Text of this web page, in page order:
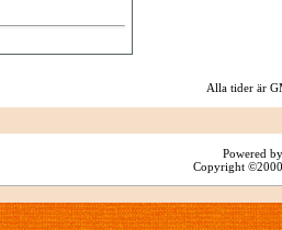
Alla tider är
Powered
Copyright